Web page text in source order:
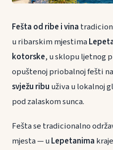
Fešta od ribe i vina
u ribarskim mjestima
kotorske, u sklopu ljetnog
opuštenoj priobalnoj fešti
svježu ribu uživa u lokalnoj
pod zalaskom sunca.
Fešta se tradicionalno
mjesta — uLepetanima